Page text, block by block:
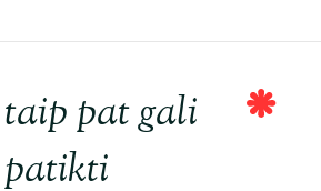
pat gali
patikti